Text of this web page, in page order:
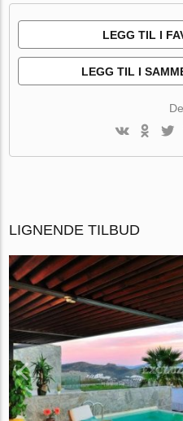
LEGG TIL I
LEGG TIL I
LIGNENDE TILBUD